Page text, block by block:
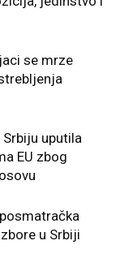
se mrze
uputila
EU zbog
u Srbiji